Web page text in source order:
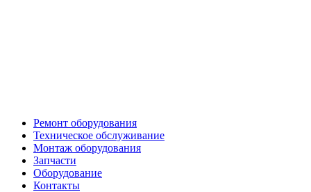
Ремонт оборудования
Техническое обслуживание
Монтаж оборудования
Запчасти
Оборудование
Контакты